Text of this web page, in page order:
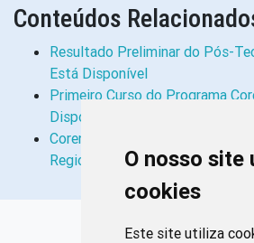
O nosso site
cookies
Este site utiliza
Conteúdos
Resultado Preliminar do Pós-
Está Disponível
Primeiro Curso do Programa
Disponível
Coren-GO Mobiliza o Sistema
Regionais de Enfermagem Para
Links